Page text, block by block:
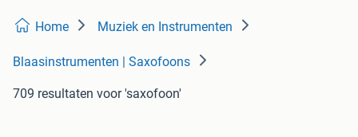
Home Muziek en Instrumenten
Blaasinstrumenten | Saxofoons
709 resultaten voor 'saxofoon'